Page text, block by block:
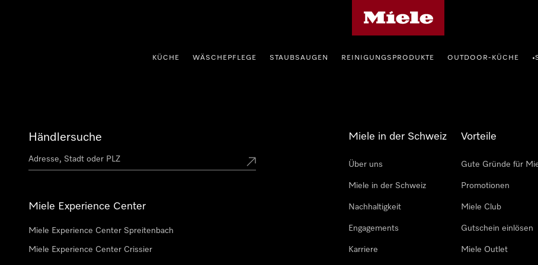
KÜCHE WÄSCHEPFLEGE STAUBSAUGEN REINIGUNGSPRODUKTE OUTDOOR-KÜCHE •
Händlersuche
Miele Experience Center
Miele Experience Center Spreitenbach
Miele Experience Center Crissier
Miele in der Schweiz
Über uns
Miele in der Schweiz
Nachhaltigkeit
Engagements
Karriere
Vorteile
Gute Gründe für
Promotionen
Miele Club
Gutschein einlösen
Miele Outlet